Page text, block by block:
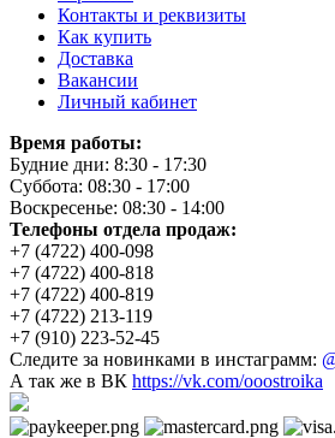
Контакты и реквизиты
Как купить
Доставка
Вакансии
Личный кабинет
Время работы:
Будние дни: 8:30 - 17:30
Суббота: 08:30 - 17:00
Воскресенье: 08:30 - 14:00
Телефоны отдела продаж:
+7 (4722) 400-098
+7 (4722) 400-818
+7 (4722) 400-819
+7 (4722) 213-119
+7 (910) 223-52-45
Следите за новинками в инстаграмм:
А так же в ВК https://vk.com/ooostroika